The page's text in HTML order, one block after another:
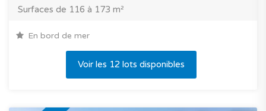
Surfaces de 116 à 173 m²
En bord de mer
Voir les 12 lots disponibles